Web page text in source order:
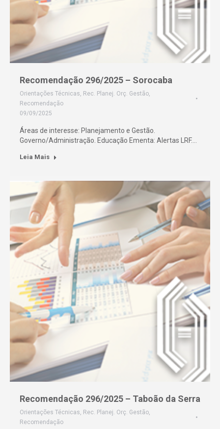
Recomendação 296/2025 – Sorocaba
Orientações Técnicas, Rec. Planej. Orç. Gestão,
Recomendação
09/09/2025
Áreas de interesse: Planejamento e Gestão.
Governo/Administração. Educação Ementa: Alertas LRF.…
Leia Mais
Recomendação 296/2025 – Taboão da Serra
Orientações Técnicas, Rec. Planej. Orç. Gestão,
Recomendação